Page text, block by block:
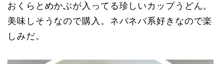
おくらとめかぶが入ってる珍しいカップうどん。
美味しそうなので購入。ネバネバ系好きなので楽
しみだ。